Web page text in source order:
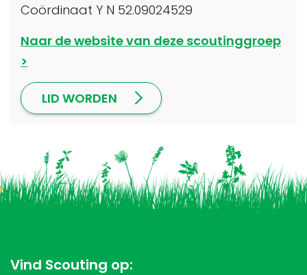
Coördinaat Y N 52.09024529
Naar de website van deze scoutinggroep
LID WORDEN
Vind Scouting op: